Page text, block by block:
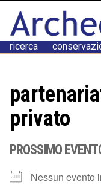
ricerca
privato
PROSSIMO
Nessun evento